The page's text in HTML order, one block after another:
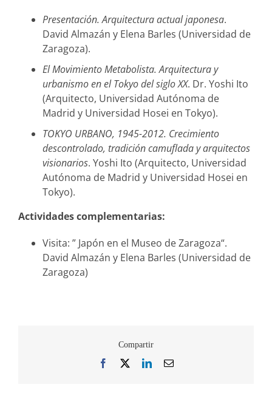
Presentación. Arquitectura actual japonesa.
David Almazán y Elena Barles (Universidad de
Zaragoza).
El Movimiento Metabolista. Arquitectura y
urbanismo en el Tokyo del siglo XX. Dr. Yoshi Ito
(Arquitecto, Universidad Autónoma de
Madrid y Universidad Hosei en Tokyo).
TOKYO URBANO, 1945-2012. Crecimiento
descontrolado, tradición camuflada y arquitectos
visionarios. Yoshi Ito (Arquitecto, Universidad
Autónoma de Madrid y Universidad Hosei en
Tokyo).
Actividades complementarias:
Visita: ” Japón en el Museo de Zaragoza“.
David Almazán y Elena Barles (Universidad de
Zaragoza)
Compartir
Facebook LinkedInCorreo